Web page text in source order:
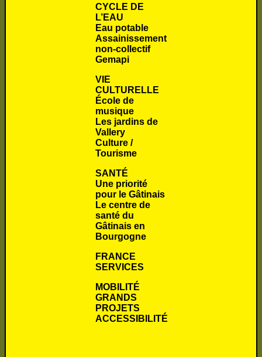
CYCLE DE
L’EAU
Eau potable
Assainissement
non-collectif
Gemapi
VIE
CULTURELLE
École de
musique
Les jardins de
Vallery
Culture /
Tourisme
SANTÉ
Une priorité
pour le Gâtinais
Le centre de
santé du
Gâtinais en
Bourgogne
FRANCE
SERVICES
MOBILITÉ
GRANDS
PROJETS
ACCESSIBILITÉ